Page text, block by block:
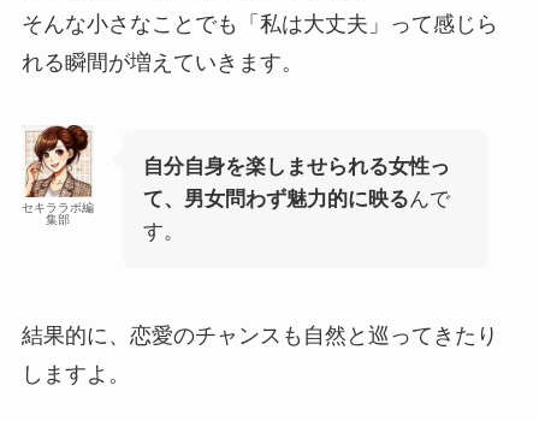
そんな小さなことでも「私は大丈夫」って感じら
れる瞬間が増えていきます。
セキララボ編
集部
自分自身を楽しませられる女性っ
て、男女問わず魅力的に映るんで
す。
結果的に、恋愛のチャンスも自然と巡ってきたり
しますよ。